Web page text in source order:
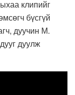
клипийг
бүсгүй
дуучин М.
дуулж